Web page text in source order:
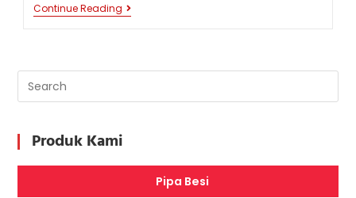
Continue Reading STRATEGI
MENGOPTIMALKAN
RUANG
Produk Kami
Pipa Besi